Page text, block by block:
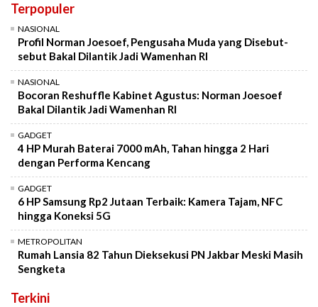
Terpopuler
NASIONAL
Profil Norman Joesoef, Pengusaha Muda yang Disebut-
sebut Bakal Dilantik Jadi Wamenhan RI
NASIONAL
Bocoran Reshuffle Kabinet Agustus: Norman Joesoef
Bakal Dilantik Jadi Wamenhan RI
GADGET
4 HP Murah Baterai 7000 mAh, Tahan hingga 2 Hari
dengan Performa Kencang
GADGET
6 HP Samsung Rp2 Jutaan Terbaik: Kamera Tajam, NFC
hingga Koneksi 5G
METROPOLITAN
Rumah Lansia 82 Tahun Dieksekusi PN Jakbar Meski Masih
Sengketa
Terkini